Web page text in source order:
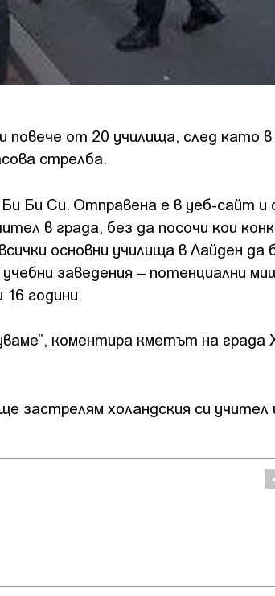
повече от 20 училища, след като в
стрелба.
Би Си. Отправена е в уеб-сайт и
в града, без да посочи кои
основни училища в Лайден да
заведения – потенциални
години.
коментира кметът на града
застрелям холандския си учител